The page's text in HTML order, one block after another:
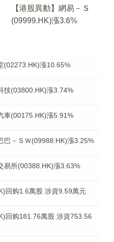
【港股異動】網易－Ｓ
(09999.HK)漲3.6%
(02273.HK)漲10.65%
技(03800.HK)漲3.74%
車(00175.HK)漲5.91%
巴－ＳＷ(09988.HK)漲3.25%
易所(00388.HK)漲3.63%
回购1.6萬股 涉資9.59萬元
回购181.76萬股 涉資753.56